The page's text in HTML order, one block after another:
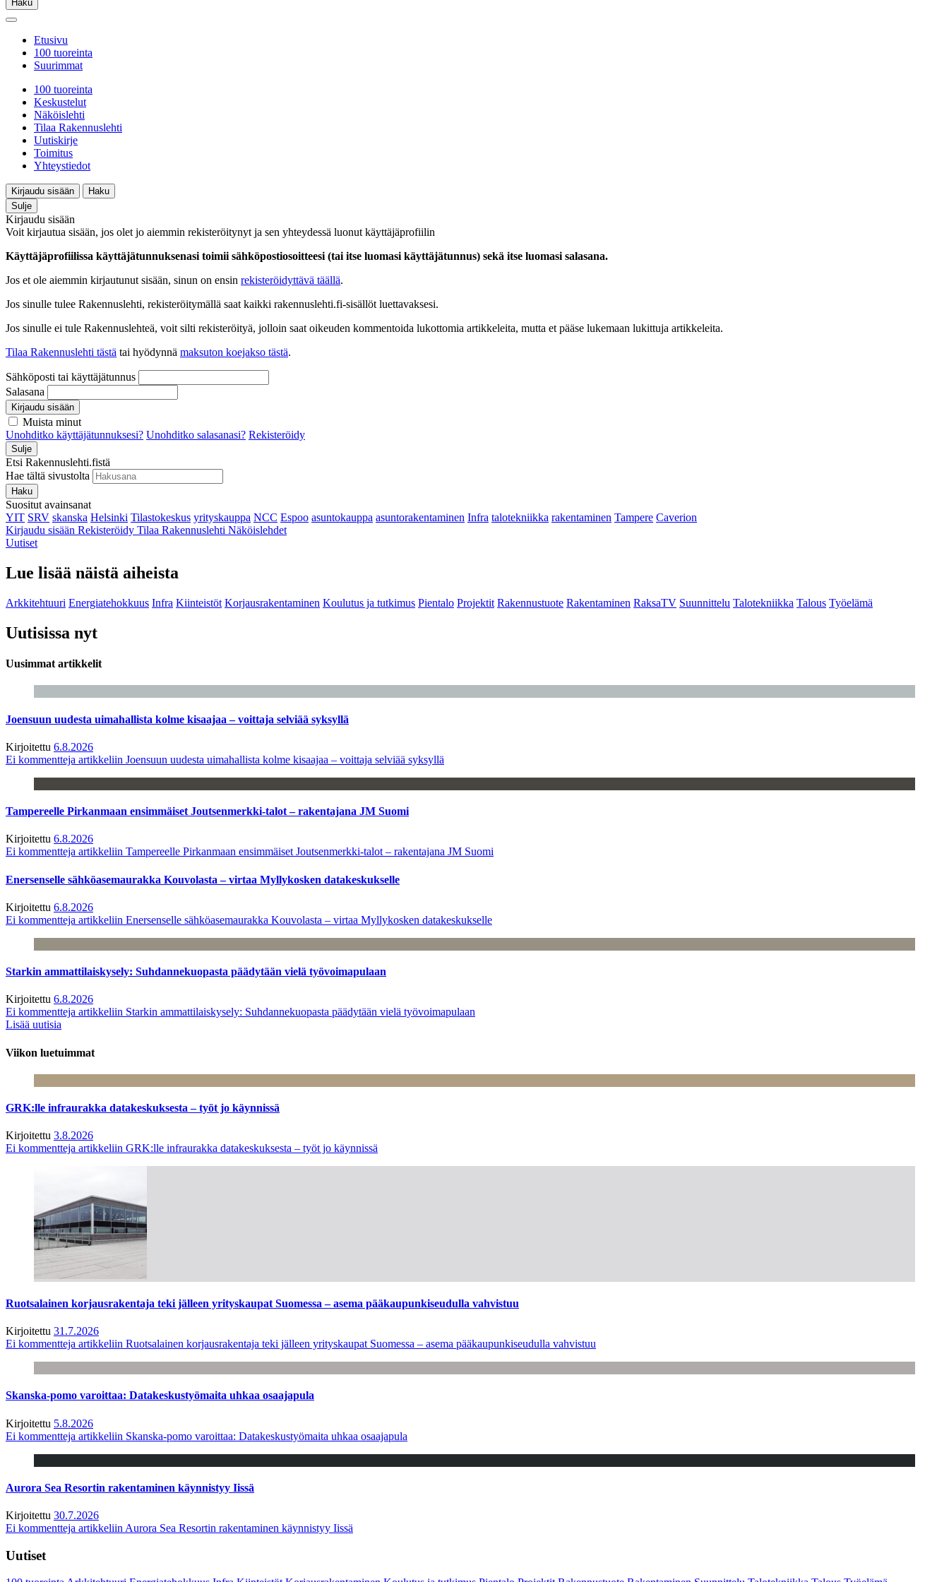
Haku
Etusivu
100 tuoreinta
Suurimmat
100 tuoreinta
Keskustelut
Näköislehti
Tilaa Rakennuslehti
Uutiskirje
Toimitus
Yhteystiedot
Kirjaudu sisään
Haku
Sulje
Kirjaudu sisään
Voit kirjautua sisään, jos olet jo aiemmin rekisteröitynyt ja sen yhteydessä luonut käyttäjäprofiilin
Käyttäjäprofiilissa käyttäjätunnuksenasi toimii sähköpostiosoitteesi (tai itse luomasi käyttäjätunnus) sekä itse luomasi salasana.
Jos et ole aiemmin kirjautunut sisään, sinun on ensin rekisteröidyttävä täällä.
Jos sinulle tulee Rakennuslehti, rekisteröitymällä saat kaikki rakennuslehti.fi-sisällöt luettavaksesi.
Jos sinulle ei tule Rakennuslehteä, voit silti rekisteröityä, jolloin saat oikeuden kommentoida lukottomia artikkeleita, mutta et pääse lukemaan lukittuja artikkeleita.
Tilaa Rakennuslehti tästä tai hyödynnä maksuton koejakso tästä.
Sähköposti tai käyttäjätunnus
Salasana
Kirjaudu sisään
Muista minut
Unohditko käyttäjätunnuksesi? Unohditko salasanasi? Rekisteröidy
Sulje
Etsi Rakennuslehti.fistä
Hae tältä sivustolta
Haku
Suositut avainsanat
YIT SRV skanska Helsinki Tilastokeskus yrityskauppa NCC Espoo asuntokauppa asuntorakentaminen Infra talotekniikka rakentaminen Tampere Caverion
Kirjaudu sisään Rekisteröidy Tilaa Rakennuslehti Näköislehdet
Uutiset
Lue lisää näistä aiheista
Arkkitehtuuri Energiatehokkuus Infra Kiinteistöt Korjausrakentaminen Koulutus ja tutkimus Pientalo Projektit Rakennustuote Rakentaminen RaksaTV Suunnittelu Talotekniikka Talous Työelämä
Uutisissa nyt
Uusimmat artikkelit
Joensuun uudesta uimahallista kolme kisaajaa – voittaja selviää syksyllä
Kirjoitettu 6.8.2026
Ei kommentteja artikkeliin Joensuun uudesta uimahallista kolme kisaajaa – voittaja selviää syksyllä
Tampereelle Pirkanmaan ensimmäiset Joutsenmerkki-talot – rakentajana JM Suomi
Kirjoitettu 6.8.2026
Ei kommentteja artikkeliin Tampereelle Pirkanmaan ensimmäiset Joutsenmerkki-talot – rakentajana JM Suomi
Enersenselle sähköasemaurakka Kouvolasta – virtaa Myllykosken datakeskukselle
Kirjoitettu 6.8.2026
Ei kommentteja artikkeliin Enersenselle sähköasemaurakka Kouvolasta – virtaa Myllykosken datakeskukselle
Starkin ammattilaiskysely: Suhdannekuopasta päädytään vielä työvoimapulaan
Kirjoitettu 6.8.2026
Ei kommentteja artikkeliin Starkin ammattilaiskysely: Suhdannekuopasta päädytään vielä työvoimapulaan
Lisää uutisia
Viikon luetuimmat
GRK:lle infraurakka datakeskuksesta – työt jo käynnissä
Kirjoitettu 3.8.2026
Ei kommentteja artikkeliin GRK:lle infraurakka datakeskuksesta – työt jo käynnissä
Ruotsalainen korjausrakentaja teki jälleen yrityskaupat Suomessa – asema pääkaupunkiseudulla vahvistuu
Kirjoitettu 31.7.2026
Ei kommentteja artikkeliin Ruotsalainen korjausrakentaja teki jälleen yrityskaupat Suomessa – asema pääkaupunkiseudulla vahvistuu
Skanska-pomo varoittaa: Datakeskustyömaita uhkaa osaajapula
Kirjoitettu 5.8.2026
Ei kommentteja artikkeliin Skanska-pomo varoittaa: Datakeskustyömaita uhkaa osaajapula
Aurora Sea Resortin rakentaminen käynnistyy Iissä
Kirjoitettu 30.7.2026
Ei kommentteja artikkeliin Aurora Sea Resortin rakentaminen käynnistyy Iissä
Uutiset